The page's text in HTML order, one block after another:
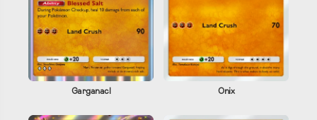
Garganacl Onix